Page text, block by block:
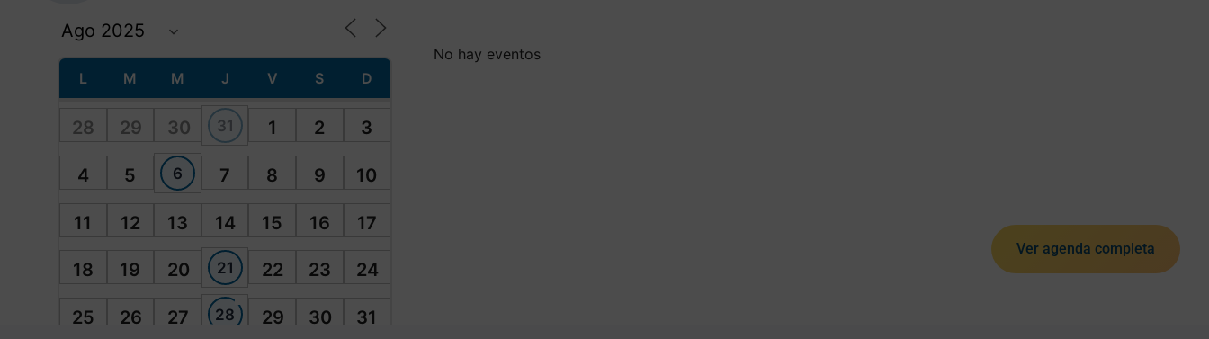
L M M J V S D
28 29 30 31 1 2 3
4 5 6 7 8 9 10
11 12 13 14 15 16 17
18 19 20 21 22 23 24
25 26 27 28 29 30 31
No hay eventos
Ver agenda completa